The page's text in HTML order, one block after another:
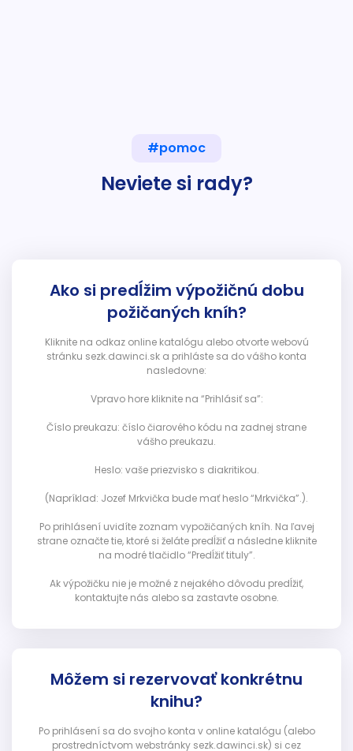
#pomoc
Neviete si rady?
Ako si predĺžim výpožičnú dobu
požičaných kníh?
Kliknite na odkaz online katalógu alebo otvorte webovú
stránku sezk.dawinci.sk a prihláste sa do vášho konta
nasledovne:
Vpravo hore kliknite na “Prihlásiť sa”:
Číslo preukazu: číslo čiarového kódu na zadnej strane
vášho preukazu.
Heslo: vaše priezvisko s diakritikou.
(Napríklad: Jozef Mrkvička bude mať heslo “Mrkvička”.).
Po prihlásení uvidíte zoznam vypožičaných kníh. Na ľavej
strane označte tie, ktoré si želáte predĺžiť a následne kliknite
na modré tlačidlo “Predĺžiť tituly”.
Ak výpožičku nie je možné z nejakého dôvodu predĺžiť,
kontaktujte nás alebo sa zastavte osobne.
Môžem si rezervovať konkrétnu
knihu?
Po prihlásení sa do svojho konta v online katalógu (alebo
prostredníctvom webstránky sezk.dawinci.sk) si cez